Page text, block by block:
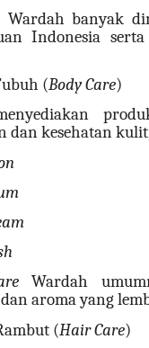
Wardah banyak
Indonesia
(Body Care)
dan kesehatan
Wardah
aroma yang
(Hair Care)